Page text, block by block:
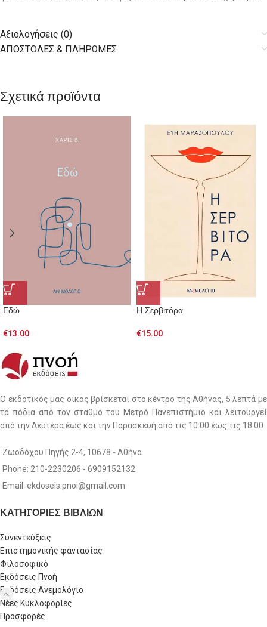
Αξιολογήσεις (0)
AΠΟΣΤΟΛΕΣ & ΠΛΗΡΩΜΕΣ
Σχετικά προϊόντα
Εδώ
€13.00
Η Σερβιτόρα
€15.00
Ο εκδοτικός μας οίκος βρίσκεται στο κέντρο της Αθήνας, 5 λεπτά με
τα πόδια από τον σταθμό του Μετρό Πανεπιστήμιο και λειτουργεί
από την Δευτέρα έως και την Παρασκευή από τις 10:00 έως τις 18:00
Ζωοδόχου Πηγής 2-4, 10678 - Αθήνα
Phone: 210-2230206 - 6909152132
Email: ekdoseis.pnoi@gmail.com
ΚΑΤΗΓΟΡΙΕΣ ΒΙΒΛΙΩΝ
Συνεντεύξεις
Επιστημονικής φαντασίας
Φιλοσοφικό
Εκδόσεις Πνοή
Εκδόσεις Ανεμολόγιο
Νέες Κυκλοφορίες
Προσφορές